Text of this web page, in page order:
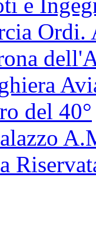
e
Ordi.
del 40°